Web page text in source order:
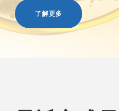
了解更多